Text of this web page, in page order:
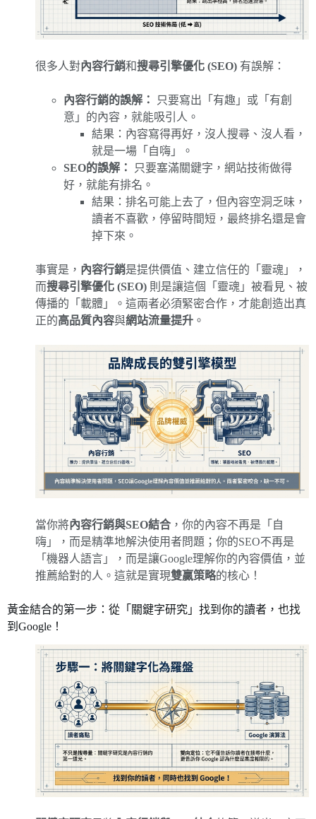
很多人對內容行銷和搜尋引擎優化 (SEO) 有誤解：
內容行銷的誤解：
只要寫出「有趣」或「有創
意」的內容，就能吸引人。
結果：內容寫得再好，沒人搜尋、沒人看，
就是一場「自嗨」。
SEO的誤解：
只要塞滿關鍵字，網站技術做得
好，就能有排名。
結果：排名可能上去了，但內容空洞乏味，
讀者不喜歡，停留時間短，最終排名還是會
掉下來。
事實是， 內容行銷是提供價值、建立信任的「靈魂」，
而搜尋引擎優化 (SEO) 則是讓這個「靈魂」被看見、被
傳播的「載體」。這兩者必須緊密合作，才能創造出真
正的高品質內容與網站流量提升 。
當你將內容行銷與SEO結合 ，你的內容不再是「自
嗨」，而是精準地解決使用者問題；你的SEO不再是
「機器人語言」，而是讓Google理解你的內容價值，並
推薦給對的人。這就是實現雙贏策略的核心！
黃金結合的第一步：從「關鍵字研究」找到你的讀者，也找
到Google！